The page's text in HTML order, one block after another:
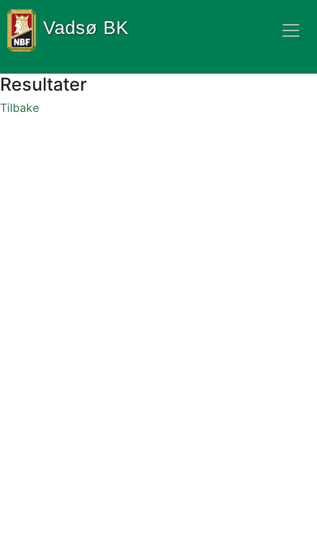
Vadsø BK
Resultater
Tilbake